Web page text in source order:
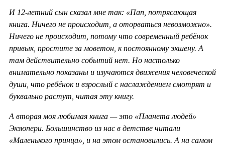
И 12-летний сын сказал мне так: «Пап, потрясающая
книга. Ничего не происходит, а оторваться невозможно».
Ничего не происходит, потому что современный ребёнок
привык, простите за моветон, к постоянному экшену. А
там действительно событий нет. Но настолько
внимательно показаны и изучаются движения человеческой
души, что ребёнок и взрослый с наслаждением смотрят и
буквально растут, читая эту книгу.
А вторая моя любимая книга — это «Планета людей»
Экзюпери. Большинство из нас в детстве читали
«Маленького принца», и на этом остановились. А на самом